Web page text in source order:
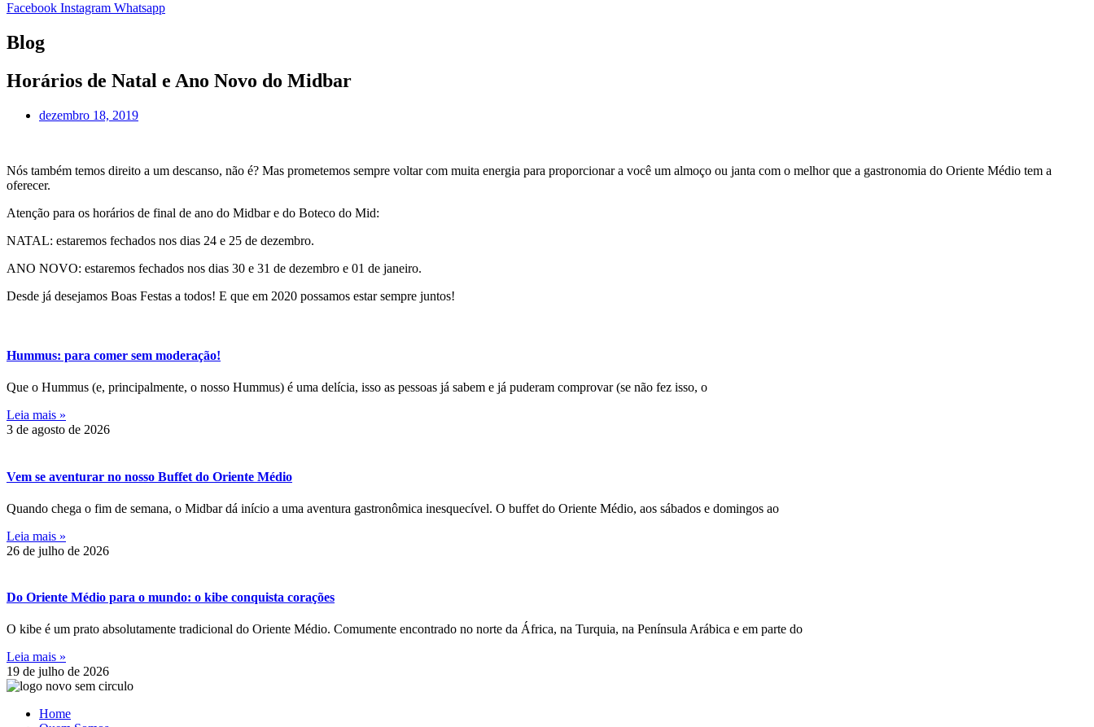
Facebook Instagram Whatsapp
Blog
Horários de Natal e Ano Novo do Midbar
dezembro 18, 2019
Nós também temos direito a um descanso, não é? Mas prometemos sempre voltar com muita energia para proporcionar a você um almoço ou janta com o melhor que a gastronomia do Oriente Médio tem a
oferecer.
Atenção para os horários de final de ano do Midbar e do Boteco do Mid:
NATAL: estaremos fechados nos dias 24 e 25 de dezembro.
ANO NOVO: estaremos fechados nos dias 30 e 31 de dezembro e 01 de janeiro.
Desde já desejamos Boas Festas a todos! E que em 2020 possamos estar sempre juntos!
Hummus: para comer sem moderação!
Que o Hummus (e, principalmente, o nosso Hummus) é uma delícia, isso as pessoas já sabem e já puderam comprovar (se não fez isso, o
Leia mais »
3 de agosto de 2026
Vem se aventurar no nosso Buffet do Oriente Médio
Quando chega o fim de semana, o Midbar dá início a uma aventura gastronômica inesquecível. O buffet do Oriente Médio, aos sábados e domingos ao
Leia mais »
26 de julho de 2026
Do Oriente Médio para o mundo: o kibe conquista corações
O kibe é um prato absolutamente tradicional do Oriente Médio. Comumente encontrado no norte da África, na Turquia, na Península Arábica e em parte do
Leia mais »
19 de julho de 2026
Home